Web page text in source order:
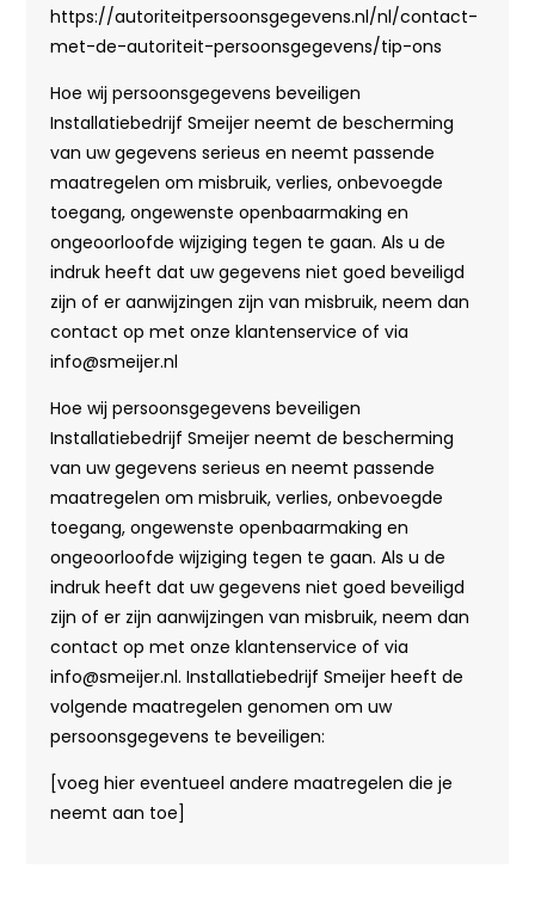
https://autoriteitpersoonsgegevens.nl/nl/contact-
met-de-autoriteit-persoonsgegevens/tip-ons
Hoe wij persoonsgegevens beveiligen
Installatiebedrijf Smeijer neemt de bescherming
van uw gegevens serieus en neemt passende
maatregelen om misbruik, verlies, onbevoegde
toegang, ongewenste openbaarmaking en
ongeoorloofde wijziging tegen te gaan. Als u de
indruk heeft dat uw gegevens niet goed beveiligd
zijn of er aanwijzingen zijn van misbruik, neem dan
contact op met onze klantenservice of via
info@smeijer.nl
Hoe wij persoonsgegevens beveiligen
Installatiebedrijf Smeijer neemt de bescherming
van uw gegevens serieus en neemt passende
maatregelen om misbruik, verlies, onbevoegde
toegang, ongewenste openbaarmaking en
ongeoorloofde wijziging tegen te gaan. Als u de
indruk heeft dat uw gegevens niet goed beveiligd
zijn of er zijn aanwijzingen van misbruik, neem dan
contact op met onze klantenservice of via
info@smeijer.nl. Installatiebedrijf Smeijer heeft de
volgende maatregelen genomen om uw
persoonsgegevens te beveiligen:
[voeg hier eventueel andere maatregelen die je
neemt aan toe]